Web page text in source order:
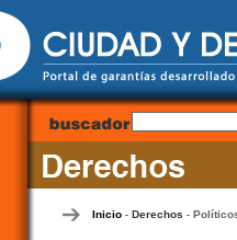
Inicio- Derechos -